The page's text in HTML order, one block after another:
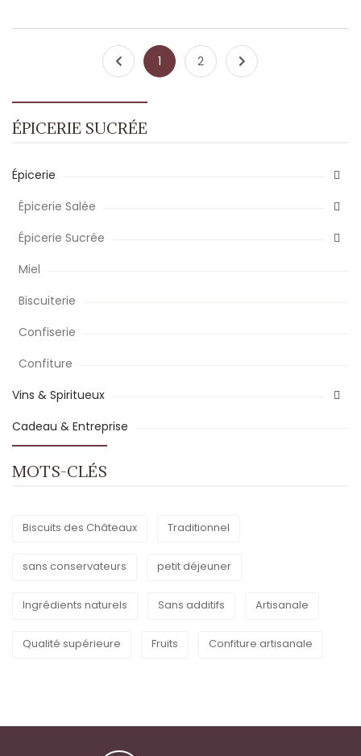
1 2
ÉPICERIE SUCRÉE
Épicerie
Épicerie Salée
Épicerie Sucrée
Miel
Biscuiterie
Confiserie
Confiture
Vins & Spiritueux
Cadeau & Entreprise
MOTS-CLÉS
Biscuits des Châteaux Traditionnel
sans conservateurs petit déjeuner
Ingrédients naturels Sans additifs Artisanale
Qualité supérieure Fruits Confiture artisanale